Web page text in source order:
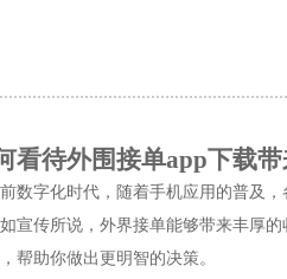
看待外围接单app下载
数字化时代，随着手机应用的普及
宣传所说，外界接单能够带来丰厚
帮助你做出更明智的决策。